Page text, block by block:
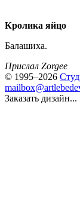
Кролика яйцо
Балашиха.
Прислал Zorgee
© 1995–2026
Заказать дизайн...